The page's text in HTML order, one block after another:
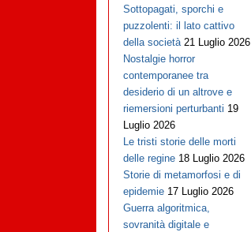
Sottopagati, sporchi e
puzzolenti: il lato cattivo
della società 21 Luglio 2026
Nostalgie horror
contemporanee tra
desiderio di un altrove e
riemersioni perturbanti 19
Luglio 2026
Le tristi storie delle morti
delle regine 18 Luglio 2026
Storie di metamorfosi e di
epidemie 17 Luglio 2026
Guerra algoritmica,
sovranità digitale e